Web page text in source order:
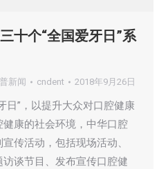
十个“全国爱牙日”系
新闻 cndent 2018年9月26日
日”，以提升大众对口腔健康
康的社会环境，中华口腔
传活动，包括现场活动、
谈节目、发布宣传口腔健